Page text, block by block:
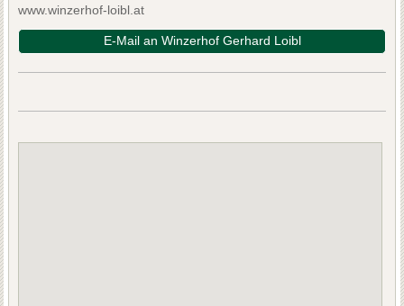
www.winzerhof-loibl.at
E-Mail an Winzerhof Gerhard Loibl